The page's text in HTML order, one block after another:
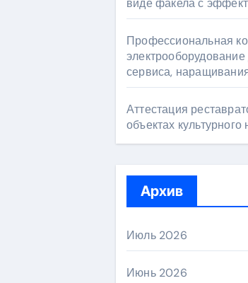
виде факела с
Профессиональная
электрооборудование
сервиса,
Аттестация
объектах культурного
Архив
Июль 2026
Июнь 2026